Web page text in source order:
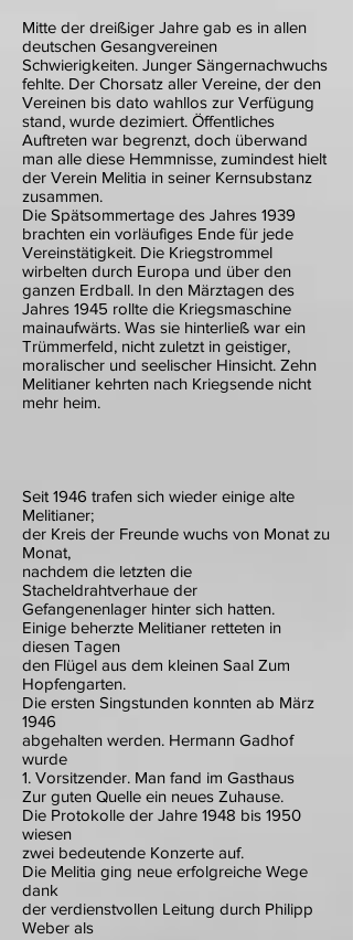
Mitte der dreißiger Jahre gab es in allen
deutschen Gesangvereinen
Schwierigkeiten. Junger Sängernachwuchs
fehlte. Der Chorsatz aller Vereine, der den
Vereinen bis dato wahllos zur Verfügung
stand, wurde dezimiert. Öffentliches
Auftreten war begrenzt, doch überwand
man alle diese Hemmnisse, zumindest hielt
der Verein Melitia in seiner Kernsubstanz
zusammen.
Die Spätsommertage des Jahres 1939
brachten ein vorläufiges Ende für jede
Vereinstätigkeit. Die Kriegstrommel
wirbelten durch Europa und über den
ganzen Erdball. In den Märztagen des
Jahres 1945 rollte die Kriegsmaschine
mainaufwärts. Was sie hinterließ war ein
Trümmerfeld, nicht zuletzt in geistiger,
moralischer und seelischer Hinsicht. Zehn
Melitianer kehrten nach Kriegsende nicht
mehr heim.
Seit 1946 trafen sich wieder einige alte
Melitianer;
der Kreis der Freunde wuchs von Monat zu
Monat,
nachdem die letzten die
Stacheldrahtverhaue der
Gefangenenlager hinter sich hatten.
Einige beherzte Melitianer retteten in
diesen Tagen
den Flügel aus dem kleinen Saal Zum
Hopfengarten.
Die ersten Singstunden konnten ab März
1946
abgehalten werden. Hermann Gadhof
wurde
1. Vorsitzender. Man fand im Gasthaus
Zur guten Quelle ein neues Zuhause.
Die Protokolle der Jahre 1948 bis 1950
wiesen
zwei bedeutende Konzerte auf.
Die Melitia ging neue erfolgreiche Wege
dank
der verdienstvollen Leitung durch Philipp
Weber als